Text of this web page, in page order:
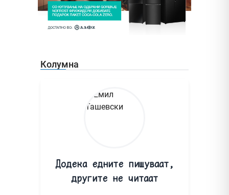
Колумна
Додека едните пишуваат,
другите не читаат